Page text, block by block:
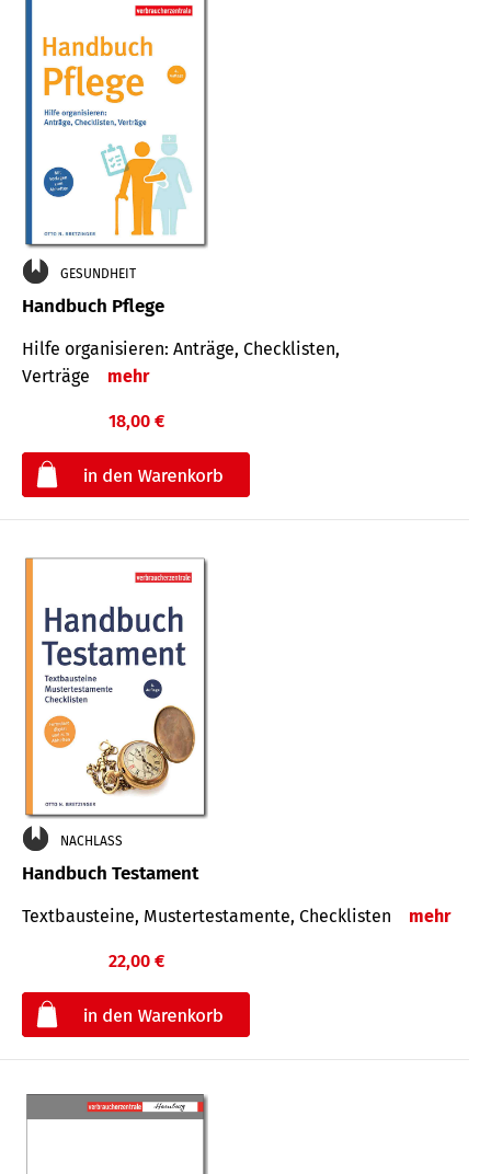
GESUNDHEIT
Handbuch Pflege
Hilfe organisieren: Anträge, Checklisten,
Verträge
mehr
18,00 €
NACHLASS
Handbuch Testament
Textbausteine, Mustertestamente, Checklisten mehr
22,00 €